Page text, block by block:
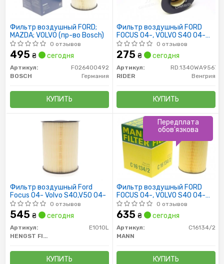
Фильтр воздушный FORD;
MAZDA; VOLVO (пр-во Bosch)
0 отзывов
495 ₴ сегодня
Артикул:
F026400492
BOSCH
Германия
КУПИТЬ
Фильтр воздушный FORD
FOCUS 04-, VOLVO S40 04-
(RIDER)
0 отзывов
275 ₴ сегодня
Артикул:
RD.1340WA9567
RIDER
Венгрия
КУПИТЬ
Фильтр воздушный Ford
Focus 04- Volvo S40,V50 04-
0 отзывов
545 ₴ сегодня
Артикул:
E1010L
HENGST FILTER
КУПИТЬ
Фильтр воздушный FORD
FOCUS 04-, VOLVO S40 04-
(пр-во MANN)0 отзывов
635 ₴ сегодня
Артикул:
C16134/2
MANN
КУПИТЬ
Передплата
обов'язкова